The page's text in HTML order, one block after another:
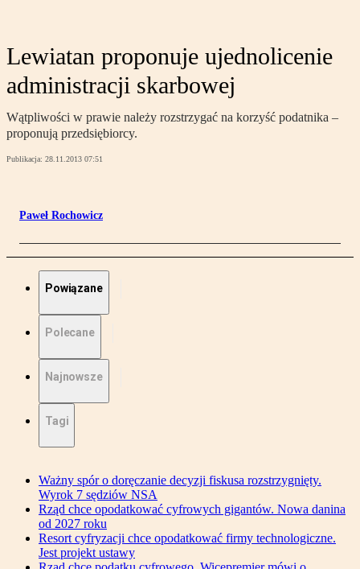
Lewiatan proponuje ujednolicenie
administracji skarbowej
Wątpliwości w prawie należy rozstrzygać na korzyść podatnika –
proponują przedsiębiorcy.
Publikacja: 28.11.2013 07:51
Paweł Rochowicz
Powiązane
Polecane
Najnowsze
Tagi
Ważny spór o doręczanie decyzji fiskusa rozstrzygnięty.
Wyrok 7 sędziów NSA
Rząd chce opodatkować cyfrowych gigantów. Nowa danina
od 2027 roku
Resort cyfryzacji chce opodatkować firmy technologiczne.
Jest projekt ustawy